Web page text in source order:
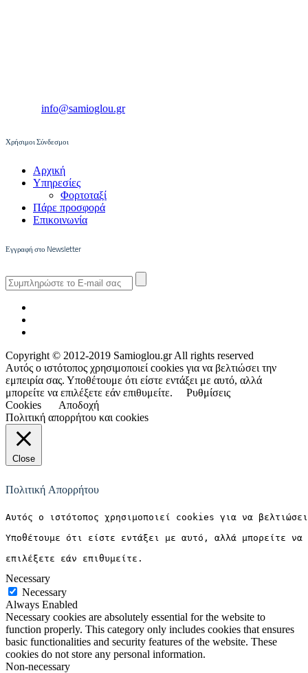
info@samioglou.gr
Χρήσιμοι Σύνδεσμοι
Αρχική
Υπηρεσίες
Φορτοταξί
Πάρε προσφορά
Επικοινωνία
Εγγραφή στο Newsletter
Copyright © 2012-2019 Samioglou.gr All rights reserved
Αυτός ο ιστότοπος χρησιμοποιεί cookies για να βελτιώσει την
εμπειρία σας. Υποθέτουμε ότι είστε εντάξει με αυτό, αλλά
μπορείτε να επιλέξετε εάν επιθυμείτε.
Ρυθμίσεις
Cookies
Αποδοχή
Πολιτική απορρήτου και cookies
Close
Πολιτική Απορρήτου
Αυτός ο ιστότοπος χρησιμοποιεί cookies για να
Υποθέτουμε ότι είστε εντάξει με αυτό, αλλά μπορείτε να
επιλέξετε εάν επιθυμείτε.
Necessary
Necessary
Always Enabled
Necessary cookies are absolutely essential for the website to
function properly. This category only includes cookies that ensures
basic functionalities and security features of the website. These
cookies do not store any personal information.
Non-necessary